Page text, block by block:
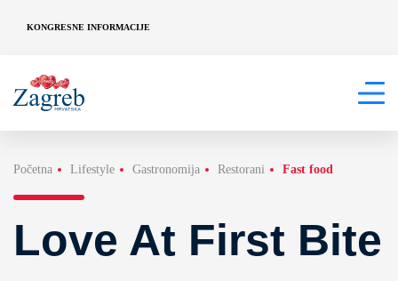
KONGRESNE INFORMACIJE
Početna Lifestyle Gastronomija Restorani Fast food
Love At First Bite